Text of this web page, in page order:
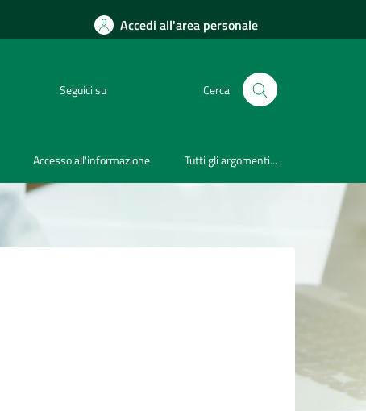
Accedi all'area personale
Seguici su Cerca
Accesso all'informazione Tutti gli argomenti...